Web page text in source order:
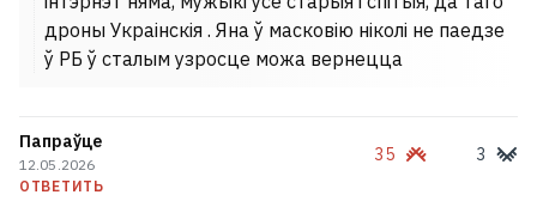
дроны Украінскія . Яна ў масковію ніколі не паедзе
ў РБ ў сталым узросце можа вернецца
Папраўце
12.05.2026
ОТВЕТИТЬ
35 3